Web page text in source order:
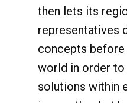
then lets its
representatives
concepts
world in order
solutions within